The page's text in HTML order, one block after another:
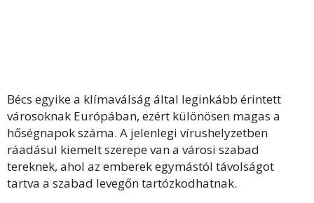
Bécs egyike a klímaválság által leginkább érintett
városoknak Európában, ezért különösen magas a
hőségnapok száma. A jelenlegi vírushelyzetben
ráadásul kiemelt szerepe van a városi szabad
tereknek, ahol az emberek egymástól távolságot
tartva a szabad levegőn tartózkodhatnak.